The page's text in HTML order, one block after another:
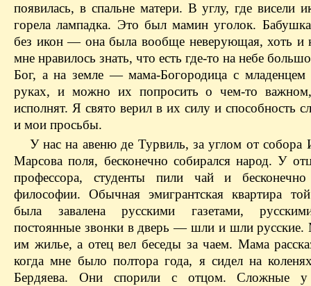
появилась, в спальне матери. В углу, где висели
горела лампадка. Это был мамин уголок. Бабушка
без икон — она была вообще неверующая, хоть и
мне нравилось знать, что есть где-то на небе
Бог, а на земле — мама-Богородица с
руках, и можно их попросить о чем-то
исполнят. Я свято верил в их силу и способность
и мои просьбы.
У нас на авеню де Турвиль, за углом от собора
Марсова поля, бесконечно собирался народ. У
профессора, студенты пили чай и
философии. Обычная эмигрантская квартира
была завалена русскими газетами,
постоянные звонки в дверь — шли и шли русские.
им жилье, а отец вел беседы за чаем. Мама
когда мне было полтора года, я сидел на
Бердяева. Они спорили с отцом. Сложные